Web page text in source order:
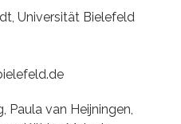
Universität Bielefeld
Paula van Heijningen,